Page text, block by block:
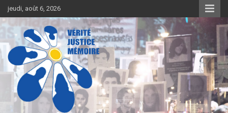
k
t
o
jeudi, août 6, 2026